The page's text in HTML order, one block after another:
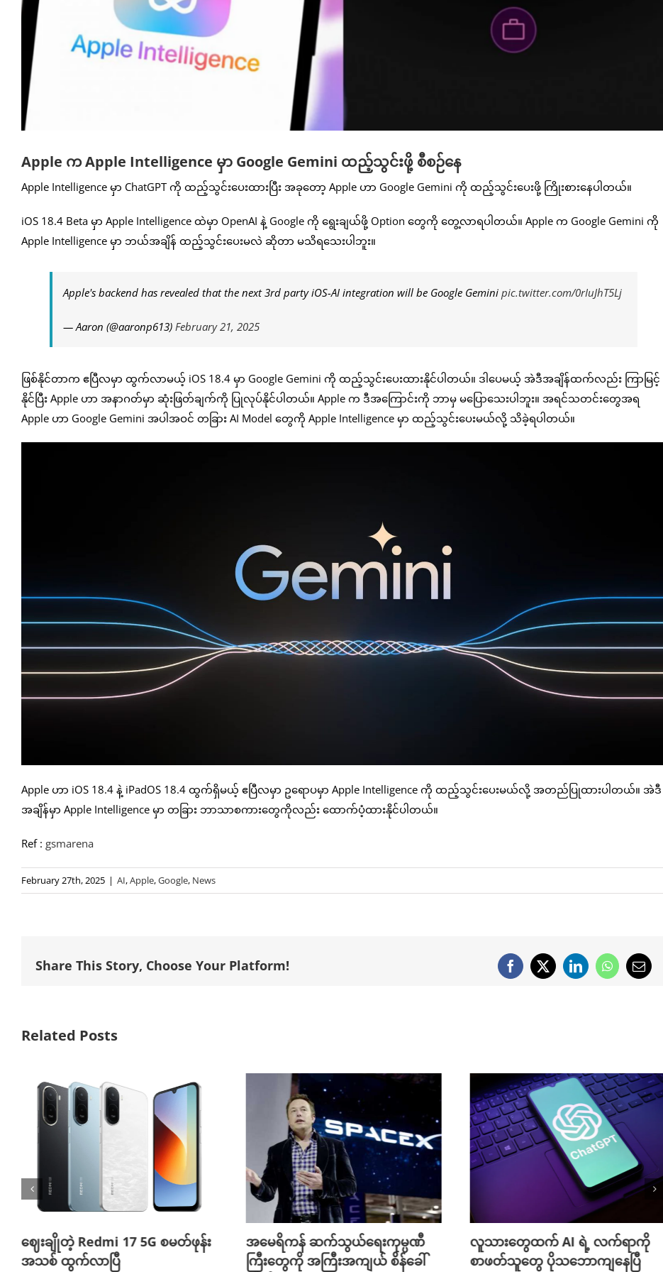
Apple က Apple Intelligence မှာ Google Gemini ထည့်သွင်းဖို့ စီစဉ်နေ
Apple Intelligence မှာ ChatGPT ကို ထည့်သွင်းပေးထားပြီး အခုတော့ Apple ဟာ Google Gemini ကို ထည့်သွင်းပေးဖို့ ကြိုးစားနေပါတယ်။
iOS 18.4 Beta မှာ Apple Intelligence ထဲမှာ OpenAI နဲ့ Google ကို ရွေးချယ်ဖို့ Option တွေကို တွေ့လာရပါတယ်။ Apple က Google Gemini ကို
Apple Intelligence မှာ ဘယ်အချိန် ထည့်သွင်းပေးမလဲ ဆိုတာ မသိရသေးပါဘူး။
Apple's backend has revealed that the next 3rd party iOS-AI integration will be Google Gemini pic.twitter.com/0rIuJhT5Lj
— Aaron (@aaronp613) February 21, 2025
ဖြစ်နိုင်တာက ဧပြီလမှာ ထွက်လာမယ့် iOS 18.4 မှာ Google Gemini ကို ထည့်သွင်းပေးထားနိုင်ပါတယ်။ ဒါပေမယ့် အဲဒီအချိန်ထက်လည်း ကြာမြင့်
နိုင်ပြီး Apple ဟာ အနာဂတ်မှာ ဆုံးဖြတ်ချက်ကို ပြုလုပ်နိုင်ပါတယ်။ Apple က ဒီအကြောင်းကို ဘာမှ မပြောသေးပါဘူး။ အရင်သတင်းတွေအရ
Apple ဟာ Google Gemini အပါအဝင် တခြား AI Model တွေကို Apple Intelligence မှာ ထည့်သွင်းပေးမယ်လို့ သိခဲ့ရပါတယ်။
Apple ဟာ iOS 18.4 နဲ့ iPadOS 18.4 ထွက်ရှိမယ့် ဧပြီလမှာ ဥရောပမှာ Apple Intelligence ကို ထည့်သွင်းပေးမယ်လို့ အတည်ပြုထားပါတယ်။ အဲဒီ
အချိန်မှာ Apple Intelligence မှာ တခြား ဘာသာစကားတွေကိုလည်း ထောက်ပံ့ထားနိုင်ပါတယ်။
Ref : gsmarena
February 27th, 2025 | AI,Apple,Google, News
Share This Story, Choose Your Platform! Facebook
X LinkedInWhatsApp
Email
Related Posts
ဈေးချိုတဲ့ Redmi 17 5G စမတ်ဖုန်း
အသစ် ထွက်လာပြီ
အမေရိကန် ဆက်သွယ်ရေးကုမ္ပဏီ
ကြီးတွေကို အကြီးအကျယ် စိန်ခေါ်
လူသားတွေထက် AI ရဲ့ လက်ရာကို
စာဖတ်သူတွေ ပိုသဘောကျနေပြီ